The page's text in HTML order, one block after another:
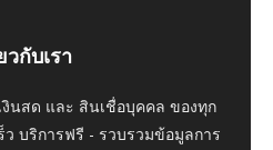
วกับเรา
นสด และ สินเชื่อบุคคล ของทุก
บริการฟรี - รวบรวมข้อมูลการ